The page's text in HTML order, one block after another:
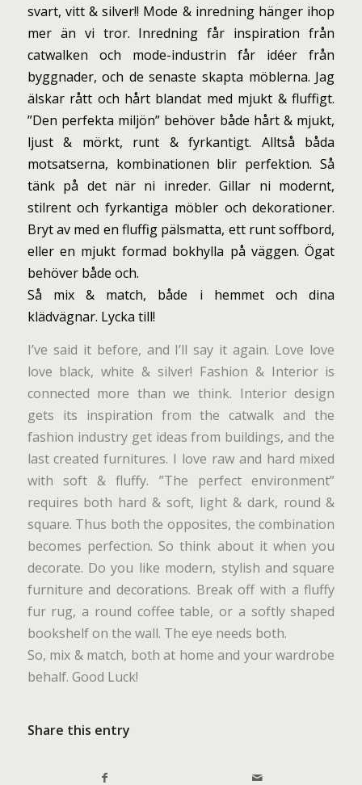
svart, vitt & silver!! Mode & inredning hänger ihop
mer än vi tror. Inredning får inspiration från
catwalken och mode-industrin får idéer från
byggnader, och de senaste skapta möblerna. Jag
älskar rått och hårt blandat med mjukt & fluffigt.
”Den perfekta miljön” behöver både hårt & mjukt,
ljust & mörkt, runt & fyrkantigt. Alltså båda
motsatserna, kombinationen blir perfektion. Så
tänk på det när ni inreder. Gillar ni modernt,
stilrent och fyrkantiga möbler och dekorationer.
Bryt av med en fluffig pälsmatta, ett runt soffbord,
eller en mjukt formad bokhylla på väggen. Ögat
behöver både och.
Så mix & match, både i hemmet och dina
klädvägnar. Lycka till!
I’ve said it before, and I’ll say it again. Love love
love black, white & silver! Fashion & Interior is
connected more than we think. Interior design
gets its inspiration from the catwalk and the
fashion industry get ideas from buildings, and the
last created furnitures. I love raw and hard mixed
with soft & fluffy. ”The perfect environment”
requires both hard & soft, light & dark, round &
square. Thus both the opposites, the combination
becomes perfection. So think about it when you
decorate. Do you like modern, stylish and square
furniture and decorations. Break off with a fluffy
fur rug, a round coffee table, or a softly shaped
bookshelf on the wall. The eye needs both.
So, mix & match, both at home and your wardrobe
behalf. Good Luck!
Share this entry